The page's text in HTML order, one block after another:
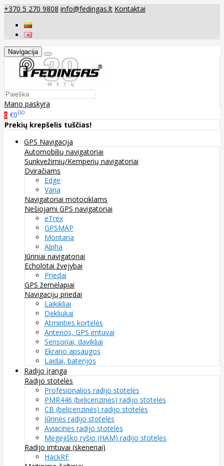
+370 5 270 9808 info@fedingas.lt Kontaktai
Navigacija
Mano paskyra
0 €000
Prekių krepšelis tuščias!
GPS Navigacija
Automobilių navigatoriai
Sunkvežimių/Kemperių navigatoriai
Dviračiams
Edge
Varia
Navigatoriai motociklams
Nešiojami GPS navigatoriai
eTrex
GPSMAP
Montana
Alpha
Jūriniai navigatoriai
Echolotai žvejybai
Priedai
GPS žemėlapiai
Navigacijų priedai
Laikikliai
Dėkliukai
Atminties kortelės
Antenos, GPS imtuvai
Sensoriai, davikliai
Ekrano apsaugos
Laidai, baterijos
Radijo įranga
Radijo stotelės
Profesionalios radijo stotelės
PMR446 (belicenzinės) radijo stotelės
CB (belicenzinės) radijo stotelės
Jūrinės radijo stotelės
Aviacinės radijo stotelės
Mėgėjiško ryšio (HAM) radijo stotelės
Radijo imtuvai (skeneriai)
HackRF